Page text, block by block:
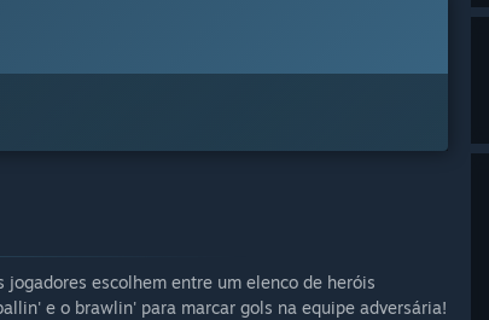
escolhem entre um elenco de heróis
e o brawlin' para marcar gols na equipe adversária!